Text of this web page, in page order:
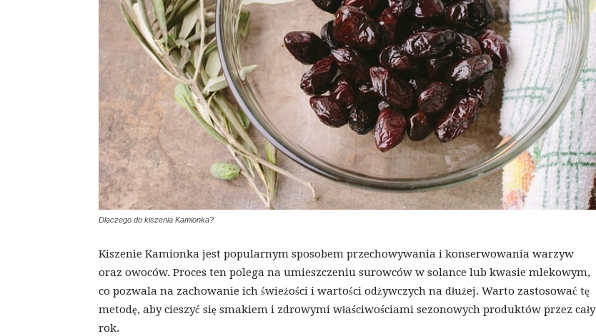
Dlaczego do kiszenia Kamionka?
Kiszenie Kamionka jest popularnym sposobem przechowywania i konserwowania warzyw
oraz owoców. Proces ten polega na umieszczeniu surowców w solance lub kwasie mlekowym,
co pozwala na zachowanie ich świeżości i wartości odżywczych na dłużej. Warto zastosować tę
metodę, aby cieszyć się smakiem i zdrowymi właściwościami sezonowych produktów przez cały
rok.